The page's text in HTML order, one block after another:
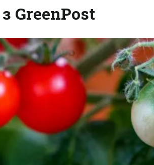
GreenPost